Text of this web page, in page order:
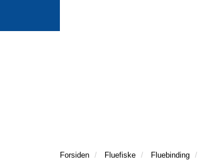
Forsiden Fluefiske Fluebinding